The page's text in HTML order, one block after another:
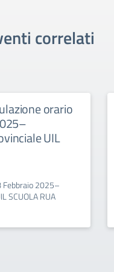
correlati
orario
UIL
Febbraio 2025–
SCUOLA RUA